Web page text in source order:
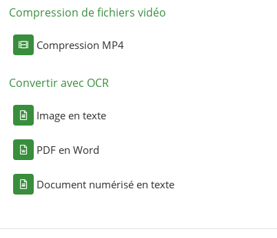
Compression de fichiers vidéo
Compression MP4
Convertir avec OCR
Image en texte
PDF en Word
Document numérisé en texte